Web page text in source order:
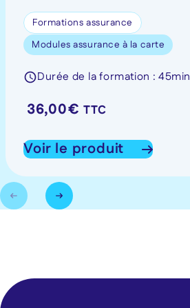
Formations assurance
Modules assurance à la carte
Durée de la formation : 45min
36,00€ TTC
Voir le produit